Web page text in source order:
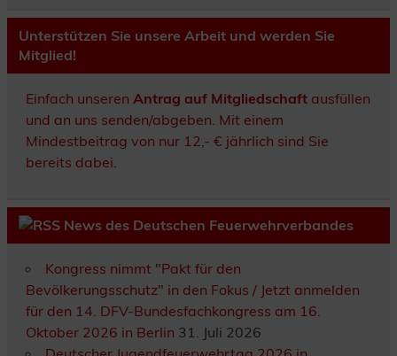
Unterstützen Sie unsere Arbeit und werden Sie
Mitglied!
Einfach unseren Antrag auf Mitgliedschaftausfüllen
und an uns senden/abgeben. Mit einem
Mindestbeitrag von nur 12,- € jährlich sind Sie
bereits dabei.
News des Deutschen Feuerwehrverbandes
Kongress nimmt "Pakt für den
Bevölkerungsschutz" in den Fokus / Jetzt anmelden
für den 14. DFV-Bundesfachkongress am 16.
Oktober 2026 in Berlin 31. Juli 2026